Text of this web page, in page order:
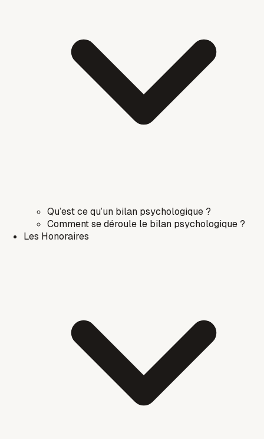
Qu’est ce qu’un bilan psychologique ?
Comment se déroule le bilan psychologique ?
Les Honoraires